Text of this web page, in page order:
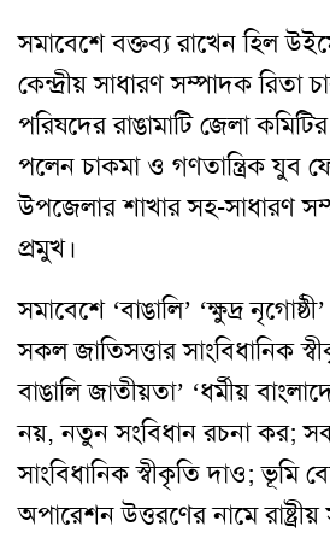
সমাবেশে বক্তব্য রাখেন হিল
কেন্দ্রীয় সাধারণ সম্পাদক রিতা
পরিষদের রাঙামাটি জেলা
পলেন চাকমা ও গণতান্ত্রিক যুব
উপজেলার শাখার সহ-সাধারণ
প্রমুখ।
সমাবেশে ‘বাঙালি’ ‘ক্ষুদ্র
সকল জাতিসত্তার সাংবিধানিক
বাঙালি জাতীয়তা’ ‘ধর্মীয়
নয়, নতুন সংবিধান রচনা কর;
সাংবিধানিক স্বীকৃতি দাও; ভূমি
অপারেশন উত্তরণের নামে রাষ্ট্রীয়